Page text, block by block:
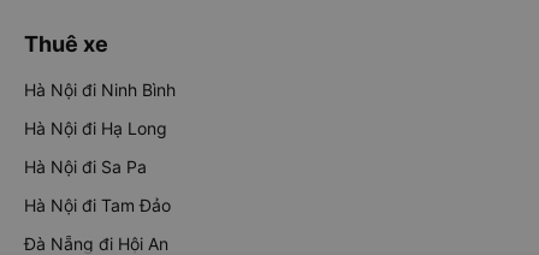
Thuê xe
Hà Nội đi Ninh Bình
Hà Nội đi Hạ Long
Hà Nội đi Sa Pa
Hà Nội đi Tam Đảo
Đà Nẵng đi Hội An